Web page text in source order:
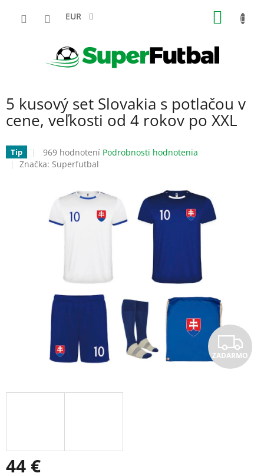
EUR
5 kusový set Slovakia s potlačou v
cene, veľkosti od 4 rokov po XXL
Tip
Priemerné
hodnotenie
969 hodnotení Podrobnosti hodnotenia
Značka: Superfutbal
Z
A
ZADARMO
44 €